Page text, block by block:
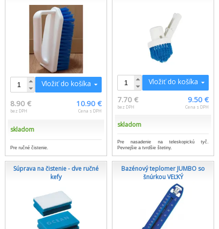
Vložiť do košíka
8.90 €
bez DPH
10.90 €
Cena s DPH
skladom
Pre ručné čistenie.
Vložiť do košíka
7.70 €
bez DPH
9.50 €
Cena s DPH
skladom
Pre nasadenie na teleskopickú tyč.
Pevnejšie a tvrdšie štetiny.
Súprava na čistenie - dve ručné
kefy
Bazénový teplomer JUMBO so
šnúrkou VEĽKÝ